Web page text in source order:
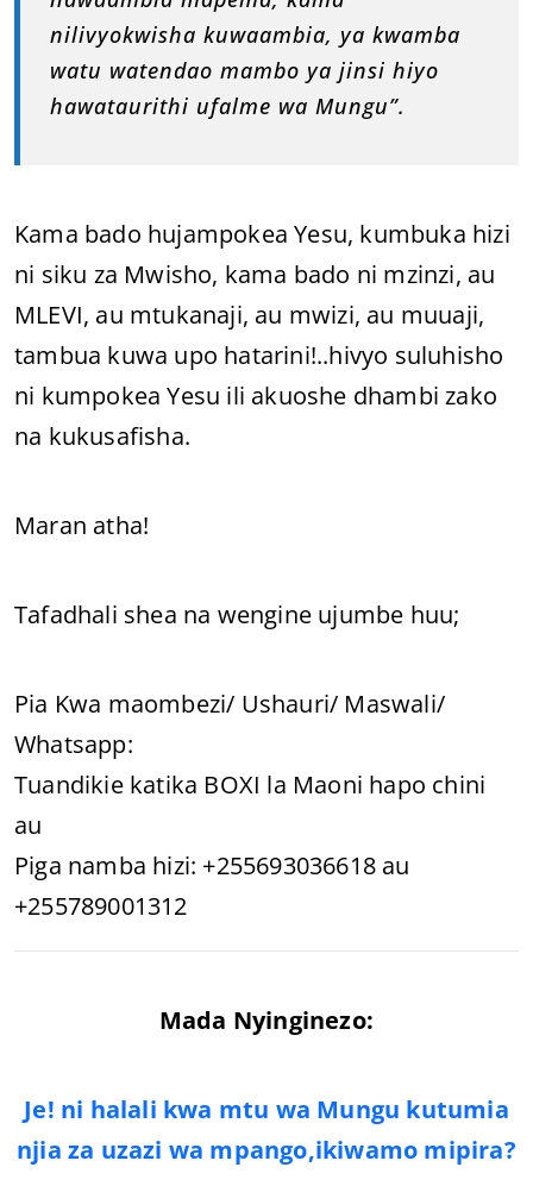
nilivyokwisha kuwaambia, ya kwamba
watu watendao mambo ya jinsi hiyo
hawataurithi ufalme wa Mungu”.
Kama bado hujampokea Yesu, kumbuka hizi
ni siku za Mwisho, kama bado ni mzinzi, au
MLEVI, au mtukanaji, au mwizi, au muuaji,
tambua kuwa upo hatarini!..hivyo suluhisho
ni kumpokea Yesu ili akuoshe dhambi zako
na kukusafisha.
Maran atha!
Tafadhali shea na wengine ujumbe huu;
Pia Kwa maombezi/ Ushauri/ Maswali/
Whatsapp:
Tuandikie katika BOXI la Maoni hapo chini
au
Piga namba hizi: +255693036618 au
+255789001312
Mada Nyinginezo:
Je! ni halali kwa mtu wa Mungu kutumia
njia za uzazi wa mpango,ikiwamo mipira?